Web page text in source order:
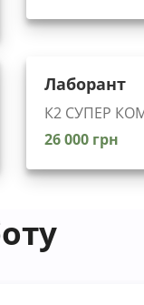
Лаборант
К2 СУПЕР
26 000 грн